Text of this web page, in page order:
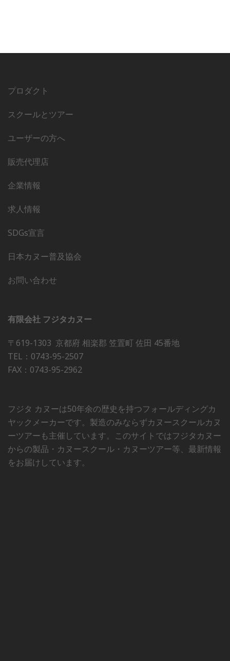
プロダクト
スクールとツアー
ユーザーの方へ
販売代理店
企業情報
求人情報
SDGs宣言
日本カヌー普及協会
お問い合わせ
有限会社 フジタカヌー
〒619-1303 京都府 相楽郡 笠置町 佐田 45番地
TEL：0743-95-2507
FAX：0743-95-2962
フジタ カヌーは50年余の歴史を持つフォールディングカ
ヤックメーカーです。製造のみならずカヌースクールカヌ
ーツアーも主催しています。このサイトではフジタカヌー
からの製品・カヌースクール・カヌーツアー等、最新情報
をお届けしています。